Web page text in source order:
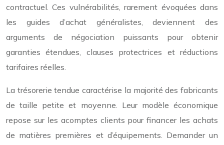
contractuel. Ces vulnérabilités, rarement évoquées dans
les guides d’achat généralistes, deviennent des
arguments de négociation puissants pour obtenir
garanties étendues, clauses protectrices et réductions
tarifaires réelles.
La trésorerie tendue caractérise la majorité des fabricants
de taille petite et moyenne. Leur modèle économique
repose sur les acomptes clients pour financer les achats
de matières premières et d’équipements. Demander un